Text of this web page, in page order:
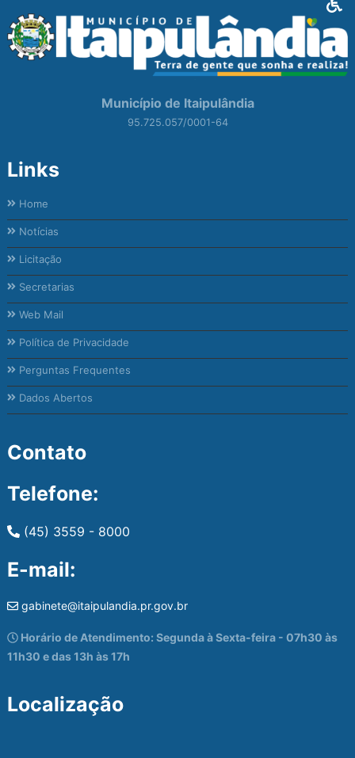
Município de Itaipulândia
95.725.057/0001-64
Links
Home
Notícias
Licitação
Secretarias
Web Mail
Política de Privacidade
Perguntas Frequentes
Dados Abertos
Contato
Telefone:
(45) 3559 - 8000
E-mail:
gabinete@itaipulandia.pr.gov.br
Horário de Atendimento: Segunda à Sexta-feira - 07h30 às
11h30 e das 13h às 17h
Localização